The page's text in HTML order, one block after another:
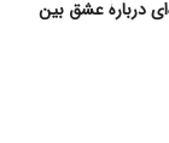
دربارۀ عشق بین